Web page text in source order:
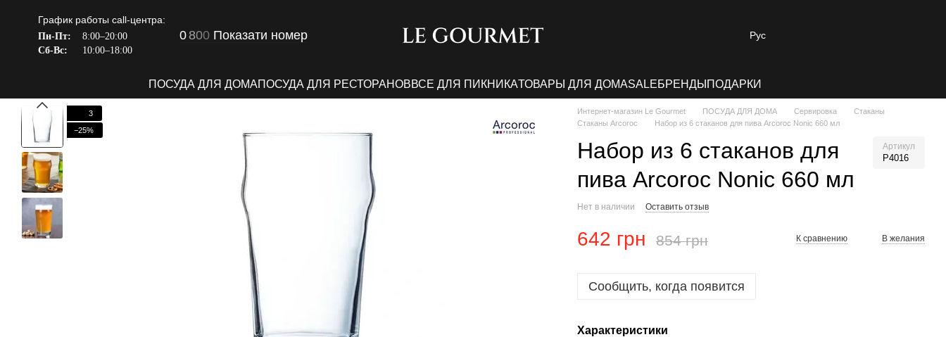
График работы call-центра:
Пн-Пт:
8:00–20:00
Сб-Вс:
10:00–18:00
0800 Показати номер Рус
ПОСУДА ДЛЯ ДОМАПОСУДА ДЛЯ РЕСТОРАНОВВСЕ ДЛЯ ПИКНИКАТОВАРЫ ДЛЯ ДОМАSALEБРЕНДЫ ПОДАРКИ
3
−25%
Интернет-магазин Le Gourmet ПОСУДА ДЛЯ ДОМА Сервировка
Стаканы
Стаканы Arcoroc
Набор из 6 стаканов для пива Arcoroc Nonic 660 мл
Набор из 6 стаканов для
пива Arcoroc Nonic 660 мл
Артикул
Р4016
Нет в наличии Оставить отзыв
642 грн 854 грн К сравнению В желания
Сообщить, когда появится
Характеристики